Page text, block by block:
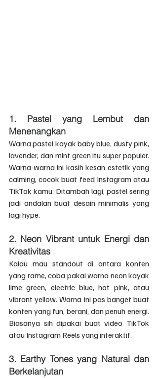
1. Pastel yang Lembut dan
Menenangkan
Warna pastel kayak baby blue, dusty pink,
lavender, dan mint green itu super populer.
Warna-warna ini kasih kesan estetik yang
calming, cocok buat feed Instagram atau
TikTok kamu. Ditambah lagi, pastel sering
jadi andalan buat desain minimalis yang
lagi hype.
2. Neon Vibrant untuk Energi dan
Kreativitas
Kalau mau standout di antara konten
yang rame, coba pakai warna neon kayak
lime green, electric blue, hot pink, atau
vibrant yellow. Warna ini pas banget buat
konten yang fun, berani, dan penuh energi.
Biasanya sih dipakai buat video TikTok
atau Instagram Reels yang interaktif.
3. Earthy Tones yang Natural dan
Berkelanjutan